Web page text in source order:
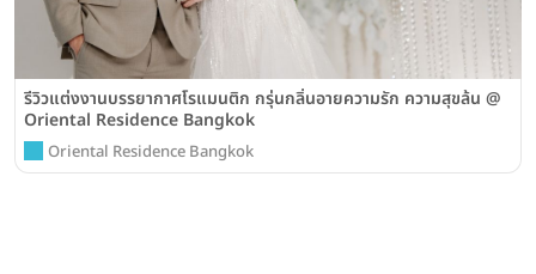
รีวิวแต่งงานบรรยากาศโรแมนติก กรุ่นกลิ่นอายความรัก ความสุขล้น @
Oriental Residence Bangkok
Oriental Residence Bangkok